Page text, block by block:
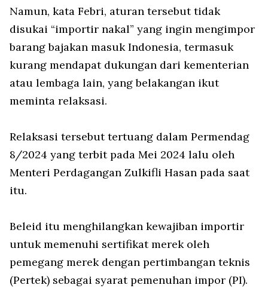
Namun, kata Febri, aturan tersebut tidak
disukai “importir nakal” yang ingin mengimpor
barang bajakan masuk Indonesia, termasuk
kurang mendapat dukungan dari kementerian
atau lembaga lain, yang belakangan ikut
meminta relaksasi.
Relaksasi tersebut tertuang dalam Permendag
8/2024 yang terbit pada Mei 2024 lalu oleh
Menteri Perdagangan Zulkifli Hasan pada saat
itu.
Beleid itu menghilangkan kewajiban importir
untuk memenuhi sertifikat merek oleh
pemegang merek dengan pertimbangan teknis
(Pertek) sebagai syarat pemenuhan impor (PI).